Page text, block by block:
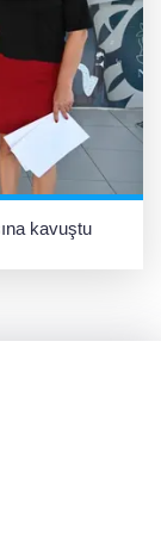
kavuştu